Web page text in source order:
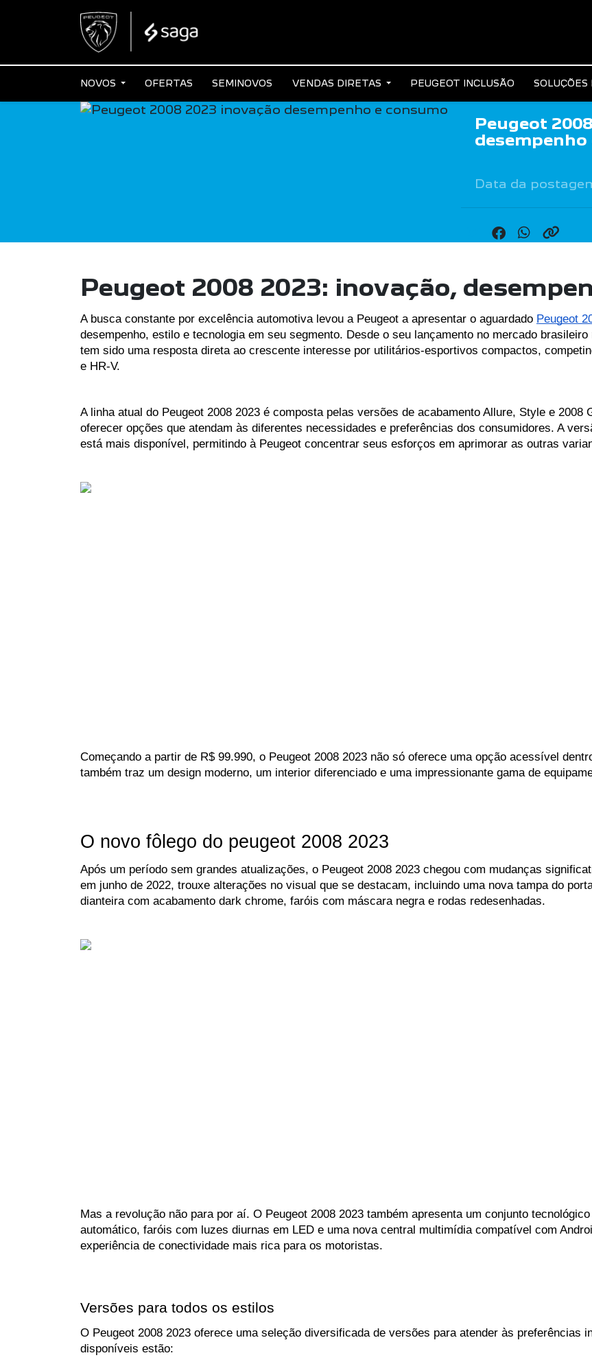
NOVOS OFERTAS SEMINOVOS VENDAS DIRETAS PEUGEOT INCLUSÃO SOLUÇÕES
Peugeot
Data da
Peugeot 2008 2023: inovação,
A busca constante por excelência automotiva levou a Peugeot a apresentar o aguardado Peugeot
desempenho, estilo e tecnologia em seu segmento. Desde o seu lançamento no mercado
tem sido uma resposta direta ao crescente interesse por utilitários-esportivos compactos,
e HR-V.
A linha atual do Peugeot 2008 2023 é composta pelas versões de acabamento Allure, Style e 2008
oferecer opções que atendam às diferentes necessidades e preferências dos consumidores. A
está mais disponível, permitindo à Peugeot concentrar seus esforços em aprimorar as outras
Começando a partir de R$ 99.990, o Peugeot 2008 2023 não só oferece uma opção acessível
também traz um design moderno, um interior diferenciado e uma impressionante gama de
O novo fôlego do peugeot 2008 2023
Após um período sem grandes atualizações, o Peugeot 2008 2023 chegou com mudanças
em junho de 2022, trouxe alterações no visual que se destacam, incluindo uma nova tampa do
dianteira com acabamento dark chrome, faróis com máscara negra e rodas redesenhadas.
Mas a revolução não para por aí. O Peugeot 2008 2023 também apresenta um conjunto
automático, faróis com luzes diurnas em LED e uma nova central multimídia compatível com
experiência de conectividade mais rica para os motoristas.
Versões para todos os estilos
O Peugeot 2008 2023 oferece uma seleção diversificada de versões para atender às preferências
disponíveis estão: